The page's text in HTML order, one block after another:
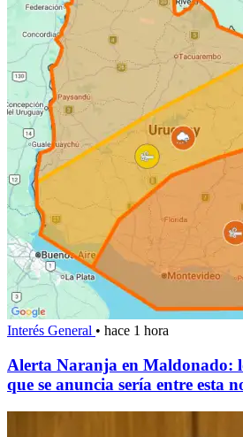
Interés General • hace 1 hora
Alerta Naranja en Maldonado:
que se anuncia sería entre esta